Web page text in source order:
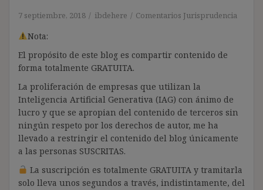
7 septiembre, 2018 ibdehere Comentarios Jurisprudencia
Nota:
El propósito de este blog es compartir contenido de
forma totalmente GRATUITA.
La proliferación de empresas que utilizan la
Inteligencia Artificial Generativa (IAG) con ánimo de
lucro y que se apropian del contenido de terceros sin
ningún respeto por los derechos de autor, me ha
llevado a restringir el contenido del blog únicamente
a las personas SUSCRITAS.
La suscripción es totalmente GRATUITA y tramitarla
solo lleva unos segundos a través, indistintamente, del